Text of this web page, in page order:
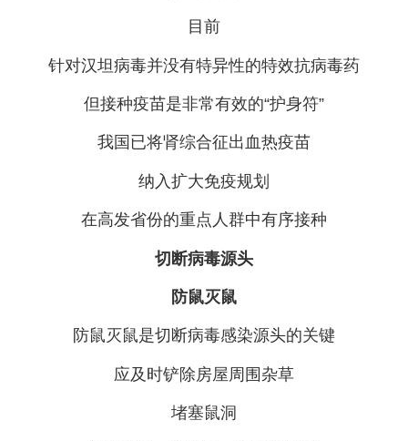
目前
针对汉坦病毒并没有特异性的特效抗病毒药
但接种疫苗是非常有效的“护身符”
我国已将肾综合征出血热疫苗
纳入扩大免疫规划
在高发省份的重点人群中有序接种
切断病毒源头
防鼠灭鼠
防鼠灭鼠是切断病毒感染源头的关键
应及时铲除房屋周围杂草
堵塞鼠洞